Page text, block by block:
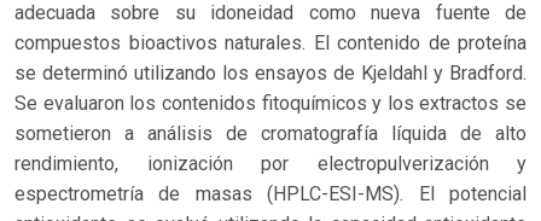
adecuada sobre su idoneidad como nueva fuente de
compuestos bioactivos naturales. El contenido de proteína
se determinó utilizando los ensayos de Kjeldahl y Bradford.
Se evaluaron los contenidos fitoquímicos y los extractos se
sometieron a análisis de cromatografía líquida de alto
rendimiento, ionización por electropulverización y
espectrometría de masas (HPLC-ESI-MS). El potencial